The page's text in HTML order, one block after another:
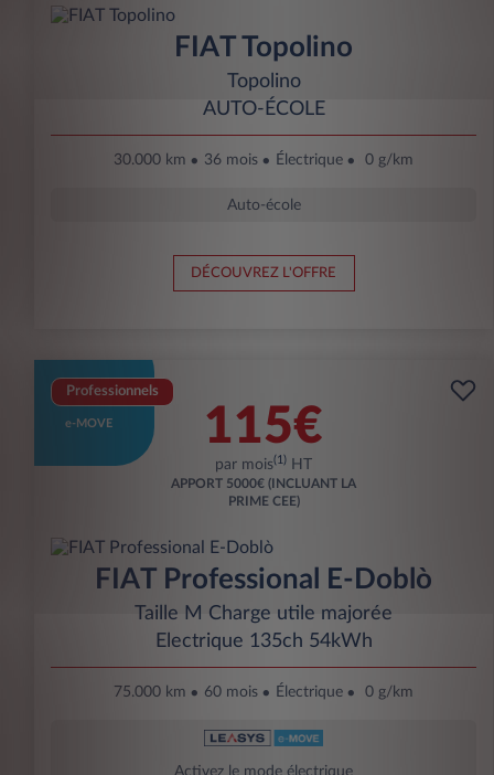
FIAT Topolino
Topolino
AUTO-ÉCOLE
30.000 km 36 mois Électrique 0 g/km
Auto-école
DÉCOUVREZ L'OFFRE
Professionnels
e-MOVE 115€
par mois(1) HT
APPORT 5000€ (INCLUANT LA
PRIME CEE)
FIAT Professional E-Doblò
Taille M Charge utile majorée
Electrique 135ch 54kWh
75.000 km 60 mois Électrique 0 g/km
Activez le mode électrique